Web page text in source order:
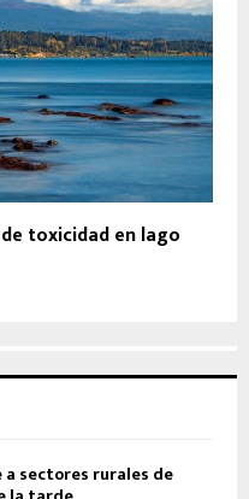
toxicidad en lago
a sectores rurales de